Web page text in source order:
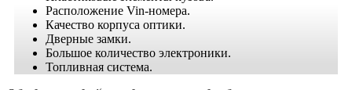
Расположение Vin-номера.
Качество корпуса оптики.
Дверные замки.
Большое количество электроники.
Топливная система.